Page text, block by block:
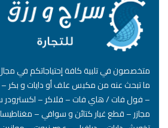
متخصصون في تلبية كافة إحتياجاتكم في
ما تبحث عنه من مكبس علف أو دايات و
– فول فات / هاي فات – فلاكر –
مجازر – قطع غيار كتائن و سوافي –